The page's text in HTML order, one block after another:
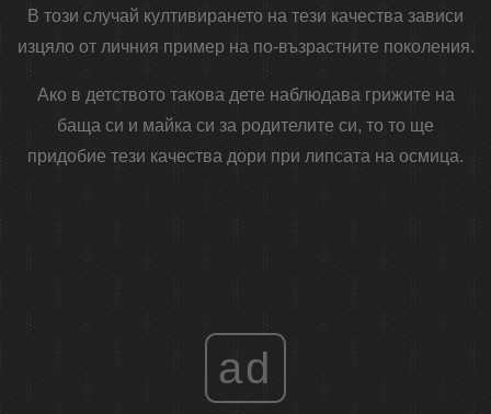
В този случай култивирането на тези качества зависи
изцяло от личния пример на по-възрастните поколения.
Ако в детството такова дете наблюдава грижите на
баща си и майка си за родителите си, то то ще
придобие тези качества дори при липсата на осмица.
ad